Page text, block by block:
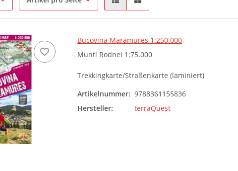
Bucovina Maramures 1:250.000
Munti Rodnei 1:75.000
Trekkingkarte/Straßenkarte (laminiert)
Artikelnummer: 9788361155836
Hersteller:
terraQuest